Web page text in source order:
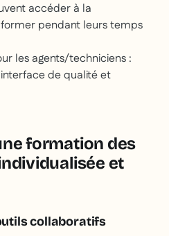
accéder à la
pendant leurs temps
les agents/techniciens :
de qualité et
formation des
et
collaboratifs